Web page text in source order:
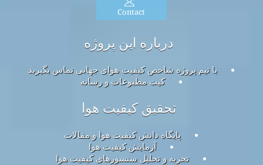
Contact
درباره این پروژه
با تیم پروژه شاخص کیفیت هوای جهانی تماس بگیرید
کیت مطبوعات و رسانه
تحقیق کیفیت هوا
پایگاه دانش کیفیت هوا و مقالات
آزمایش کیفیت هوا
تجزیه و تحلیل سنسورهای کیفیت هوا